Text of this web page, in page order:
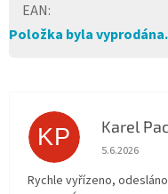
EAN:
Položka byla
KP Karel
Hodnocení
5.6.2026
Rychle vyřízeno,